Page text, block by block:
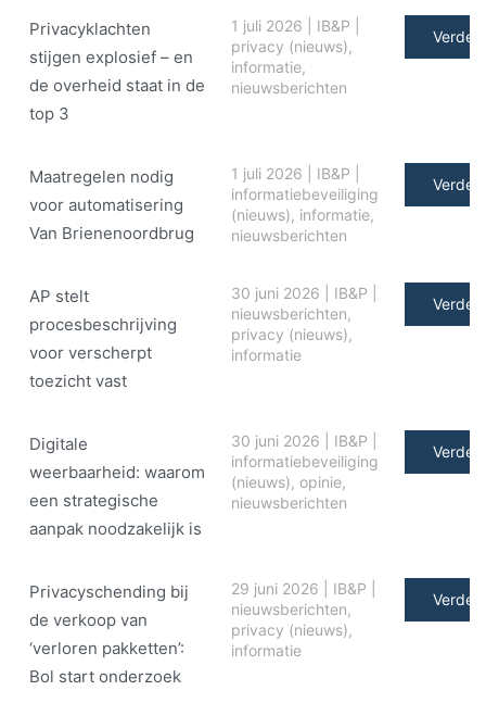
Privacyklachten
stijgen explosief – en
de overheid staat in de
top 3
1 juli 2026 IB&P
privacy (nieuws),
informatie,
nieuwsberichten
Verder
Maatregelen nodig
voor automatisering
Van Brienenoordbrug
1 juli 2026 IB&P
informatiebeveiliging
(nieuws), informatie,
nieuwsberichten
Verder
AP stelt
procesbeschrijving
voor verscherpt
toezicht vast
30 juni 2026 IB&P
nieuwsberichten,
privacy (nieuws),
informatie
Verder
Digitale
weerbaarheid: waarom
een strategische
aanpak noodzakelijk is
30 juni 2026 IB&P
informatiebeveiliging
(nieuws), opinie,
nieuwsberichten
Verder
Privacyschending bij
de verkoop van
‘verloren pakketten’:
Bol start onderzoek
29 juni 2026 IB&P
nieuwsberichten,
privacy (nieuws),
informatie
Verder